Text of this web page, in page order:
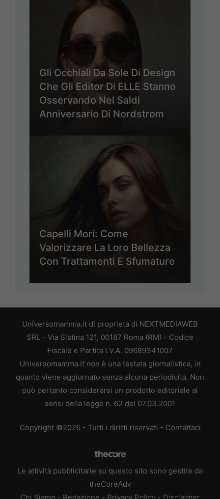
Gli Occhiali Da Sole Di Design
Che Gli Editor Di ELLE Stanno
Osservando Nel Saldi
Anniversario Di Nordstrom
Capelli Mori: Come
Valorizzare La Loro Bellezza
Con Trattamenti E Sfumature
Universomamma.it di proprietà di NEXTMEDIAWEB
SRL - Via Sistina 121, 00187 Roma (RM) - Codice
Fiscale e Partita I.V.A. 09689341007
Universomamma.it non è una testata giornalistica, in
quanto viene aggiornato senza alcuna periodicità. Non
può pertanto considerarsi un prodotto editoriale ai
sensi della legge n. 62 del 07.03.2001
Copyright ©2026 - Tutti i diritti riservati - Contattaci
Le attività pubblicitarie su questo sito sono gestite da
theCoreAdv